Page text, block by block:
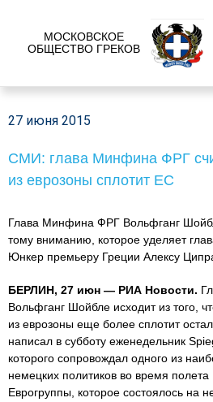
МОСКОВСКОЕ
ОБЩЕСТВО ГРЕКОВ
27 июня 2015
СМИ: глава Минфина ФРГ
из еврозоны сплотит ЕС
Глава Минфина ФРГ Вольфганг
тому вниманию, которое уделяет
Юнкер премьеру Греции Алексу
БЕРЛИН, 27 июн — РИА Новости.
Вольфганг Шойбле исходит из того,
из еврозоны еще более сплотит
написал в субботу еженедельник
которого сопровождал одного из
немецких политиков во время
Еврогруппы, которое состоялось на